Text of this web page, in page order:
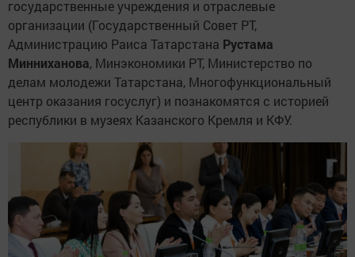
государственные учреждения и отраслевые
организации (Государственный Совет РТ,
Администрацию Раиса Татарстана Рустама
Минниханова, Минэкономики РТ, Министерство по
делам молодежи Татарстана, Многофункциональный
центр оказания госуслуг) и познакомятся с историей
республики в музеях Казанского Кремля и КФУ.